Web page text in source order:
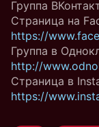
Группа
Страница на
https://
Группа в
http://
Страница в
https://